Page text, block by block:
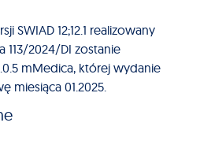
SWIAD 12;12.1 realizowany
113/2024/DI zostanie
mMedica, której wydanie
miesiąca 01.2025.